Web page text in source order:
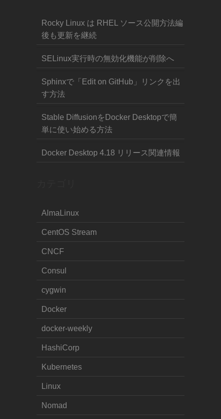
Rocky Linux は RHEL ソース公開方法編
後も更新を継続
SELinux実行時の無効化機能が削除へ
Sphinxで「Edit on GitHub」リンクを出
す方法
Stable DiffusionをDocker Desktopで簡
単に使い始める方法
Docker Desktop 4.18 リリース関連情報
AlmaLinux
CentOS Stream
CNCF
Consul
cygwin
Docker
docker-weekly
HashiCorp
Kubernetes
Linux
Nomad